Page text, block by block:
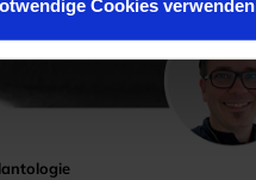
Cookies verwenden